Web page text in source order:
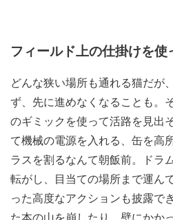
フィールド上の仕掛けを使
どんな狭い場所も通れる猫だが
ず、先に進めなくなることも。
のギミックを使って活路を見出
て機械の電源を入れる、缶を高
ラスを割るなんて朝飯前。ドラ
転がし、目当ての場所まで運ん
った高度なアクションも披露で